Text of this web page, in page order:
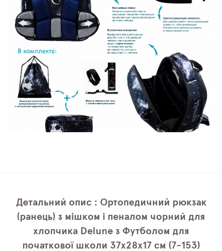
Детальний опис : Ортопедичний рюкзак
(ранець) з мішком і пеналом чорний для
хлопчика Delune з Футболом для
початкової школи 37х28х17 см (7-153)